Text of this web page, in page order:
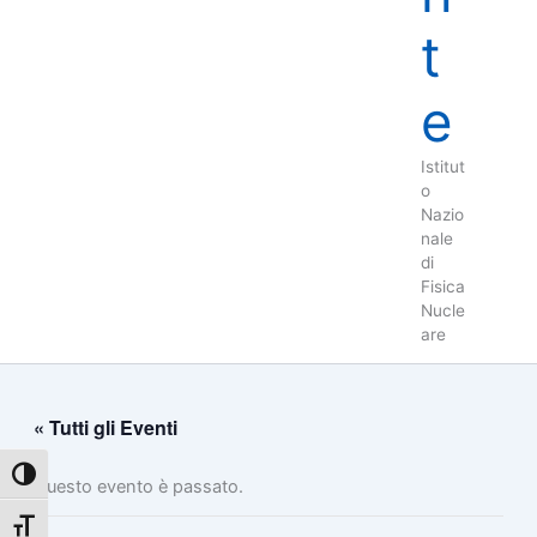
Attiva/disattiva alto contrasto
Attiva/disattiva dimensione testo
t
e
Istitut
o
Nazio
nale
di
Fisica
Nucle
are
« Tutti gli Eventi
Questo evento è passato.